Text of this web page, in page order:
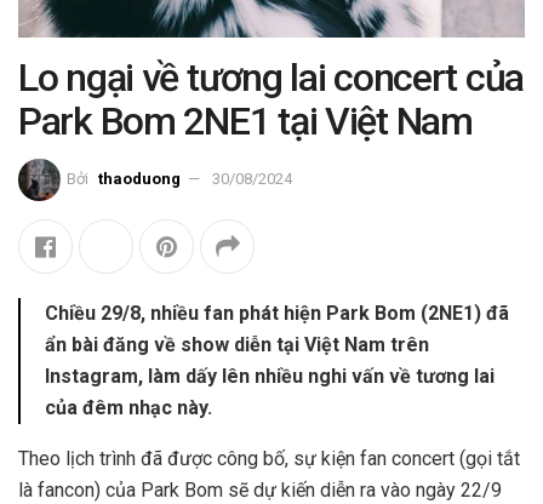
Lo ngại về tương lai concert của
Park Bom 2NE1 tại Việt Nam
Bởi thaoduong 30/08/2024
Chiều 29/8, nhiều fan phát hiện Park Bom (2NE1) đã
ẩn bài đăng về show diễn tại Việt Nam trên
Instagram, làm dấy lên nhiều nghi vấn về tương lai
của đêm nhạc này.
Theo lịch trình đã được công bố, sự kiện fan concert (gọi tắt
là fancon) của Park Bom sẽ dự kiến diễn ra vào ngày 22/9